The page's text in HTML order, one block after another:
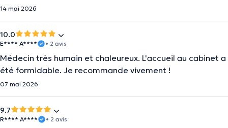
14 mai 2026
10.0
E**** A**** • 2 avis
Médecin très humain et chaleureux. L'accueil au cabinet a
été formidable. Je recommande vivement !
07 mai 2026
9.7
R**** A**** • 2 avis